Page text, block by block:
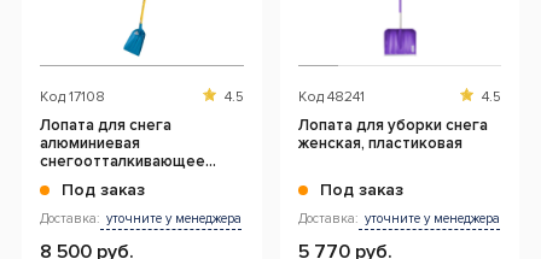
Код 17108 4.5
Лопата для снега
алюминиевая
снегоотталкивающее
Под заказ
Доставка: уточните у менеджера
8 500 руб.
Код 48241 4.5
Лопата для уборки снега
женская, пластиковая
Под заказ
Доставка: уточните у менеджера
5 770 руб.